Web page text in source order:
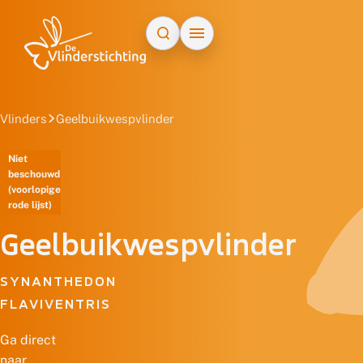
Vlinders Geelbuikwespvlinder
Niet
beschouwd
(voorlopige
rode lijst)
Geelbuikwespvlinder
SYNANTHEDON
FLAVIVENTRIS
Ga direct
naar